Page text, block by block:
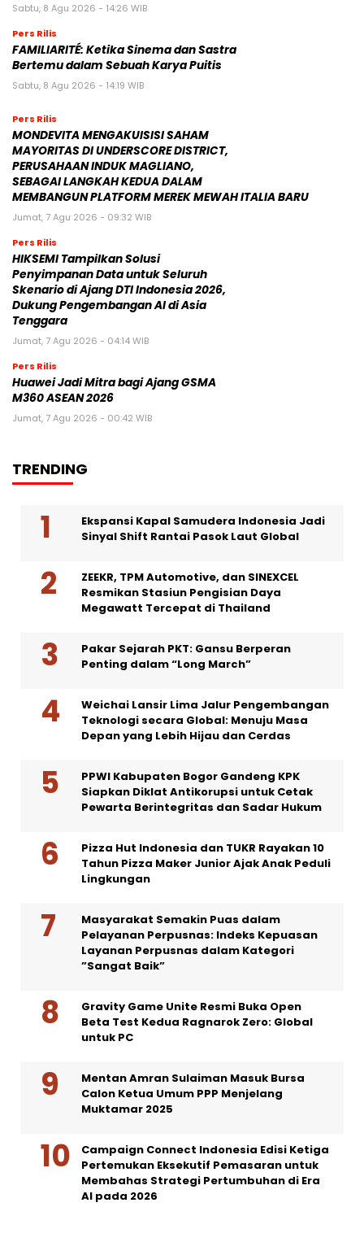
Sabtu, 8 Agu 2026 - 14:26 WIB
Pers Rilis
FAMILIARITÉ: Ketika Sinema dan Sastra
Bertemu dalam Sebuah Karya Puitis
Sabtu, 8 Agu 2026 - 14:19 WIB
Pers Rilis
MONDEVITA MENGAKUISISI SAHAM
MAYORITAS DI UNDERSCORE DISTRICT,
PERUSAHAAN INDUK MAGLIANO,
SEBAGAI LANGKAH KEDUA DALAM
MEMBANGUN PLATFORM MEREK MEWAH ITALIA BARU
Jumat, 7 Agu 2026 - 09:32 WIB
Pers Rilis
HIKSEMI Tampilkan Solusi
Penyimpanan Data untuk Seluruh
Skenario di Ajang DTI Indonesia 2026,
Dukung Pengembangan AI di Asia
Tenggara
Jumat, 7 Agu 2026 - 04:14 WIB
Pers Rilis
Huawei Jadi Mitra bagi Ajang GSMA
M360 ASEAN 2026
Jumat, 7 Agu 2026 - 00:42 WIB
TRENDING
Ekspansi Kapal Samudera Indonesia Jadi
Sinyal Shift Rantai Pasok Laut Global
ZEEKR, TPM Automotive, dan SINEXCEL
Resmikan Stasiun Pengisian Daya
Megawatt Tercepat di Thailand
Pakar Sejarah PKT: Gansu Berperan
Penting dalam “Long March”
Weichai Lansir Lima Jalur Pengembangan
Teknologi secara Global: Menuju Masa
Depan yang Lebih Hijau dan Cerdas
PPWI Kabupaten Bogor Gandeng KPK
Siapkan Diklat Antikorupsi untuk Cetak
Pewarta Berintegritas dan Sadar Hukum
Pizza Hut Indonesia dan TUKR Rayakan 10
Tahun Pizza Maker Junior Ajak Anak Peduli
Lingkungan
Masyarakat Semakin Puas dalam
Pelayanan Perpusnas: Indeks Kepuasan
Layanan Perpusnas dalam Kategori
”Sangat Baik”
Gravity Game Unite Resmi Buka Open
Beta Test Kedua Ragnarok Zero: Global
untuk PC
Mentan Amran Sulaiman Masuk Bursa
Calon Ketua Umum PPP Menjelang
Muktamar 2025
Campaign Connect Indonesia Edisi Ketiga
Pertemukan Eksekutif Pemasaran untuk
Membahas Strategi Pertumbuhan di Era
AI pada 2026